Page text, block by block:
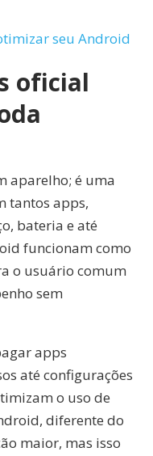
seu Android
oficial
aparelho; é uma
tantos apps,
bateria e até
funcionam como
o usuário comum
sem
apps
até configurações
o uso de
diferente do
maior, mas isso